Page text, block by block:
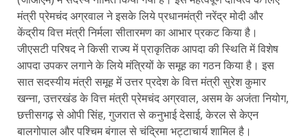
मंत्री प्रेमचंद अग्रवाल ने इसके लिये प्रधानमंत्री नरेंद्र मोदी और
केंद्रीय वित्त मंत्री निर्मला सीतारमण का आभार प्रकट किया है।
जीएसटी परिषद ने किसी राज्य में प्राकृतिक आपदा की स्थिति में विशेष
आपदा उपकर लगाने के लिये मंत्रियों के समूह का गठन किया है। इस
सात सदस्यीय मंत्री समूह में उत्तर प्रदेश के वित्त मंत्री सुरेश कुमार
खन्ना, उत्तरखंड के वित्त मंत्री प्रेमचंद अग्रवाल, असम के अजंता नियोग,
छत्तीसगढ़ से ओपी सिंह, गुजरात से कनुभाई देसाई, केरल से केएन
बालगोपाल और पश्चिम बंगाल से चंद्रिमा भट्टाचार्य शामिल है।